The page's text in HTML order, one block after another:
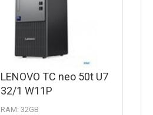
LENOVO TC neo 50t U7
32/1 W11P
RAM: 32GB